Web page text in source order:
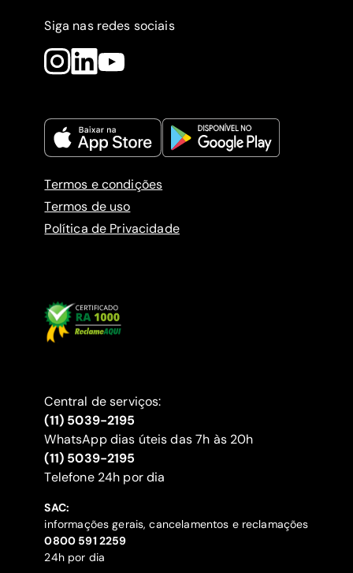
Siga nas redes sociais
Termos e condições
Termos de uso
Política de Privacidade
Central de serviços:
(11) 5039-2195
WhatsApp dias úteis das 7h às 20h
(11) 5039-2195
‍Telefone 24h por dia
SAC:
informações gerais, cancelamentos e reclamações
‍0800 591 2259
24h por dia